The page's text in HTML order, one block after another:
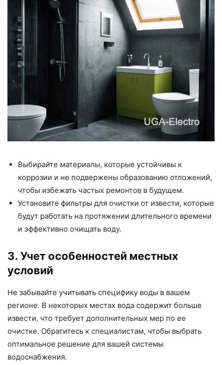
Выбирайте материалы, которые устойчивы к
коррозии и не подвержены образованию отложений,
чтобы избежать частых ремонтов в будущем.
Установите фильтры для очистки от извести, которые
будут работать на протяжении длительного времени
и эффективно очищать воду.
3. Учет особенностей местных
условий
Не забывайте учитывать специфику воды в вашем
регионе. В некоторых местах вода содержит больше
извести, что требует дополнительных мер по ее
очистке. Обратитесь к специалистам, чтобы выбрать
оптимальное решение для вашей системы
водоснабжения.